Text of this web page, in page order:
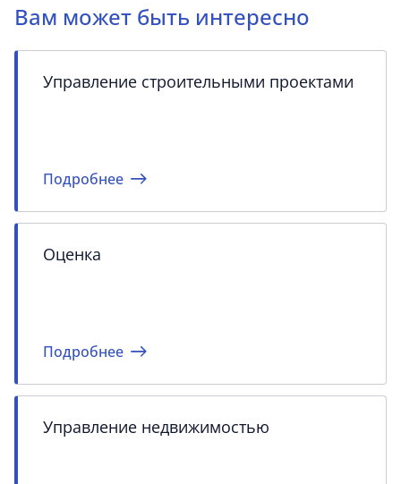
Вам может быть интересно
Управление строительными проектами
Подробнее
Оценка
Подробнее
Управление недвижимостью